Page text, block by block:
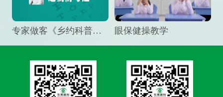
专家做客《乡约科普》栏目，预防孩子近视竟然这么“简单” 眼保健操教学